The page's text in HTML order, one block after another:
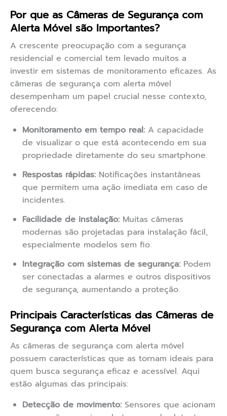
Por que as Câmeras de Segurança com
Alerta Móvel são Importantes?
A crescente preocupação com a segurança
residencial e comercial tem levado muitos a
investir em sistemas de monitoramento eficazes. As
câmeras de segurança com alerta móvel
desempenham um papel crucial nesse contexto,
oferecendo:
Monitoramento em tempo real: A capacidade
de visualizar o que está acontecendo em sua
propriedade diretamente do seu smartphone.
Respostas rápidas: Notificações instantâneas
que permitem uma ação imediata em caso de
incidentes.
Facilidade de instalação: Muitas câmeras
modernas são projetadas para instalação fácil,
especialmente modelos sem fio.
Integração com sistemas de segurança: Podem
ser conectadas a alarmes e outros dispositivos
de segurança, aumentando a proteção.
Principais Características das Câmeras de
Segurança com Alerta Móvel
As câmeras de segurança com alerta móvel
possuem características que as tornam ideais para
quem busca segurança eficaz e acessível. Aqui
estão algumas das principais:
Detecção de movimento: Sensores que acionam